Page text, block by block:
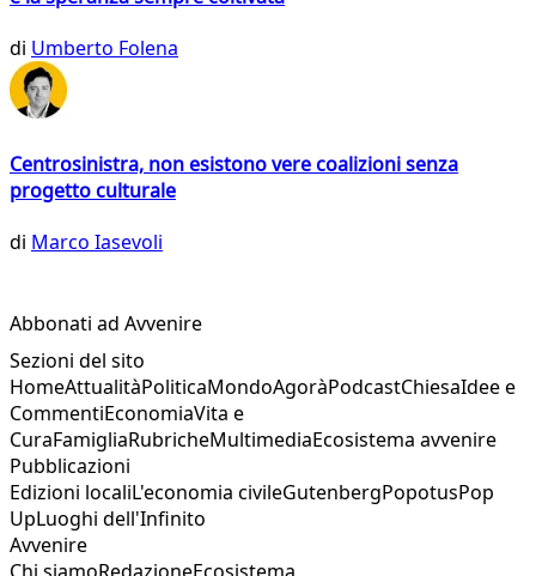
di Umberto Folena
Centrosinistra, non esistono vere coalizioni senza
progetto culturale
di Marco Iasevoli
Abbonati ad Avvenire
Sezioni del sito
HomeAttualitàPoliticaMondoAgoràPodcastChiesaIdee e
CommentiEconomiaVita e
CuraFamigliaRubricheMultimediaEcosistema avvenire
Pubblicazioni
Edizioni localiL'economia civileGutenbergPopotusPop
UpLuoghi dell'Infinito
Avvenire